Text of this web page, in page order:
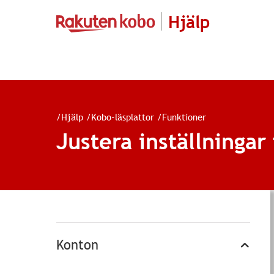
Hjälp
/Hjälp /Kobo-läsplattor /Funktioner
Justera inställningar
Konton